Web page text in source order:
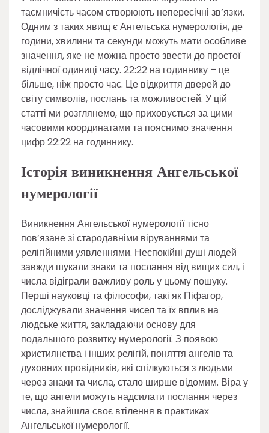
таємничість часом створюють непересічні зв’язки.
Одним з таких явищ є Ангельська нумерологія, де
години, хвилини та секунди можуть мати особливе
значення, яке не можна просто звести до простої
відлічної одиниці часу. 22:22 на годиннику – це
більше, ніж просто час. Це відкриття дверей до
світу символів, послань та можливостей. У цій
статті ми розглянемо, що приховується за цими
часовими координатами та пояснимо значення
цифр 22:22 на годиннику.
Історія виникнення Ангельської
нумерології
Виникнення Ангельської нумерології тісно
пов’язане зі стародавніми віруваннями та
релігійними уявленнями. Неспокійні душі людей
завжди шукали знаки та послання від вищих сил, і
числа відіграли важливу роль у цьому пошуку.
Перші науковці та філософи, такі як Піфагор,
досліджували значення чисел та їх вплив на
людське життя, закладаючи основу для
подальшого розвитку нумерології. З появою
християнства і інших релігій, поняття ангелів та
духовних провідників, які спілкуються з людьми
через знаки та числа, стало ширше відомим. Віра у
те, що ангели можуть надсилати послання через
числа, знайшла своє втілення в практиках
Ангельської нумерології.